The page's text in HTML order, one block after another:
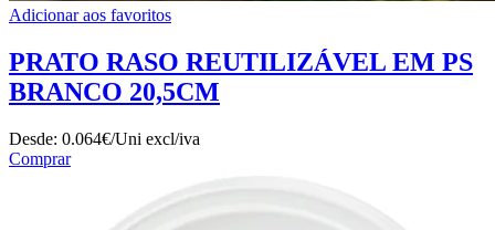
Adicionar aos favoritos
PRATO RASO REUTILIZÁVEL EM PS
BRANCO 20,5CM
Desde: 0.064€/Uni excl/iva
Comprar